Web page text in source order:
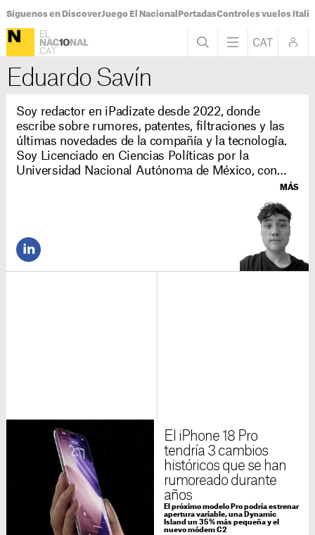
Síguenos en DiscoverJuego El Nacional PortadasControles vuelos Italia
Eduardo Savín
Soy redactor en iPadizate desde 2022, donde
escribe sobre rumores, patentes, filtraciones y las
últimas novedades de la compañía y la tecnología.
Soy Licenciado en Ciencias Políticas por la
Universidad Nacional Autónoma de México, con
varios años de experiencia en Telecomunicaciones y
MÁS
El iPhone 18 Pro
tendría 3 cambios
históricos que se han
rumoreado durante
años
El próximo modelo Pro podría estrenar
apertura variable, una Dynamic
Island un 35% más pequeña y el
nuevo módem C2